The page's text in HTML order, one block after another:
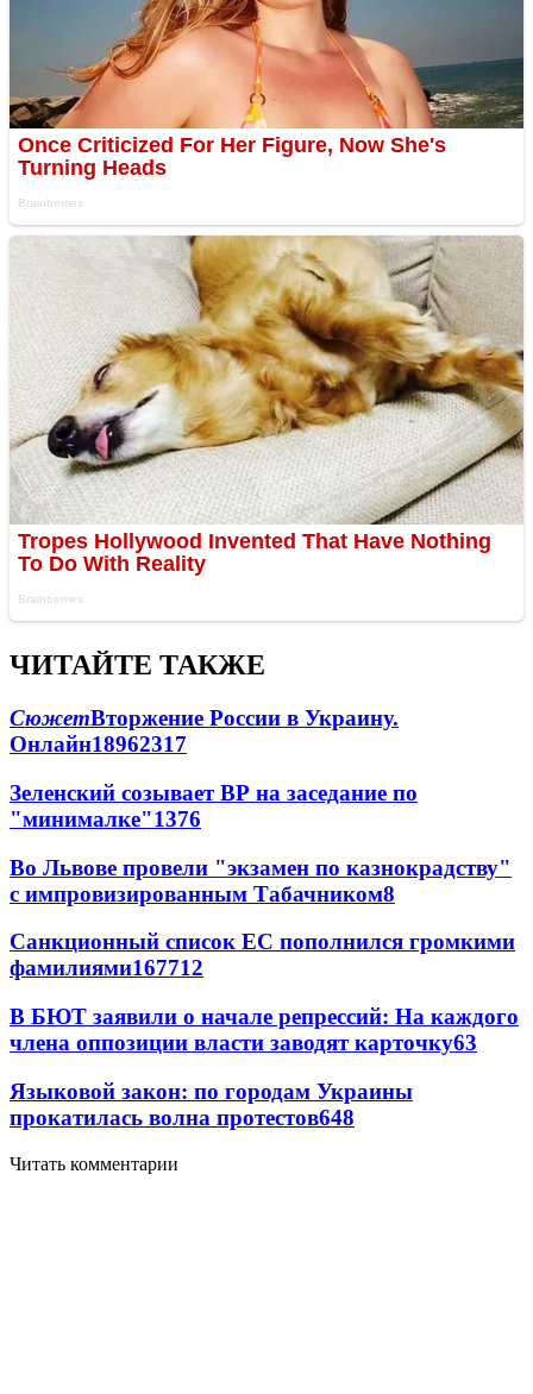
ЧИТАЙТЕ ТАКЖЕ
СюжетВторжение России в Украину.
Онлайн18962317
Зеленский созывает ВР на заседание по
"минималке"1376
Во Львове провели "экзамен по казнокрадству"
с импровизированным Табачником8
Санкционный список ЕС пополнился громкими
фамилиями167712
В БЮТ заявили о начале репрессий: На каждого
члена оппозиции власти заводят карточку63
Языковой закон: по городам Украины
прокатилась волна протестов648
Читать комментарии